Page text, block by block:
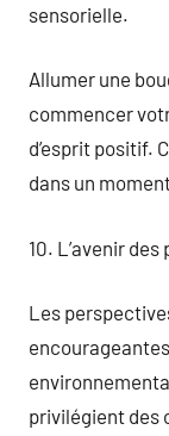
sensorielle.
Allumer une
commencer
d’esprit positif.
dans un
10. L’avenir
Les
privilégient des